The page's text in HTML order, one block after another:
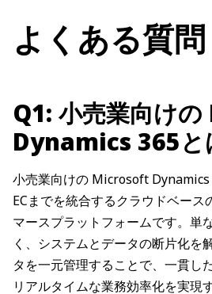
よくある質問
Q1: 小売業向け
Dynamics 365と
小売業向けの Microsoft Dynamics
ECまでを統合するクラウドベース
マースプラットフォームです。単
く、システムとデータの断片化を
タを一元管理することで、一貫し
リアルタイムな業務効率化を実現